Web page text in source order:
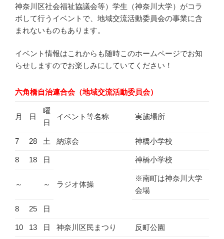
神奈川区社会福祉協議会等）学生（神奈川大学）がコラ
ボして行うイベントで、地域交流活動委員会の事業に含
まれないものもあります。
イベント情報はこれからも随時このホームページでお知
らせしますのでお楽しみにしていてください！
六角橋自治連合会（地域交流活動委員会）
月 日
曜
日
イベント等名称 実施場所
7 28 土 納涼会 神橋小学校
8 18 日
ラジオ体操
神橋小学校
～ ～
※南町は神奈川大学
会場
8 25 日
10 13 日 神奈川区民まつり 反町公園